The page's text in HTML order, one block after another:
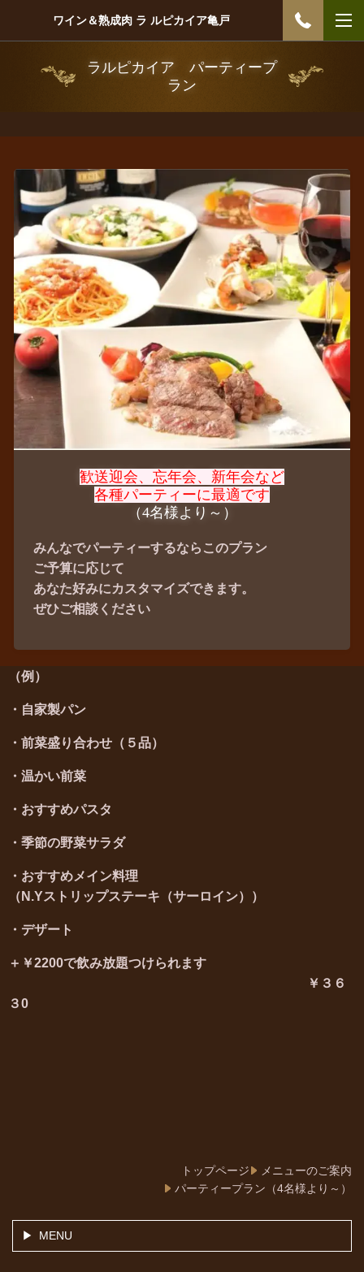
ワイン＆熟成肉 ラ ルピカイア亀戸
ラルピカイア パーティープ
ラン
歓送迎会、忘年会、新年会など
各種パーティーに最適です
（4名様より～）
みんなでパーティーするならこのプラン
ご予算に応じて
あなた好みにカスタマイズできます。
ぜひご相談ください
（例）
・自家製パン
・前菜盛り合わせ（５品）
・温かい前菜
・おすすめパスタ
・季節の野菜サラダ
・おすすめメイン料理
（N.Yストリップステーキ（サーロイン））
・デザート
＋￥2200で飲み放題つけられます
￥３６
３0
トップページ
メニューのご案内
パーティープラン（4名様より～）
MENU